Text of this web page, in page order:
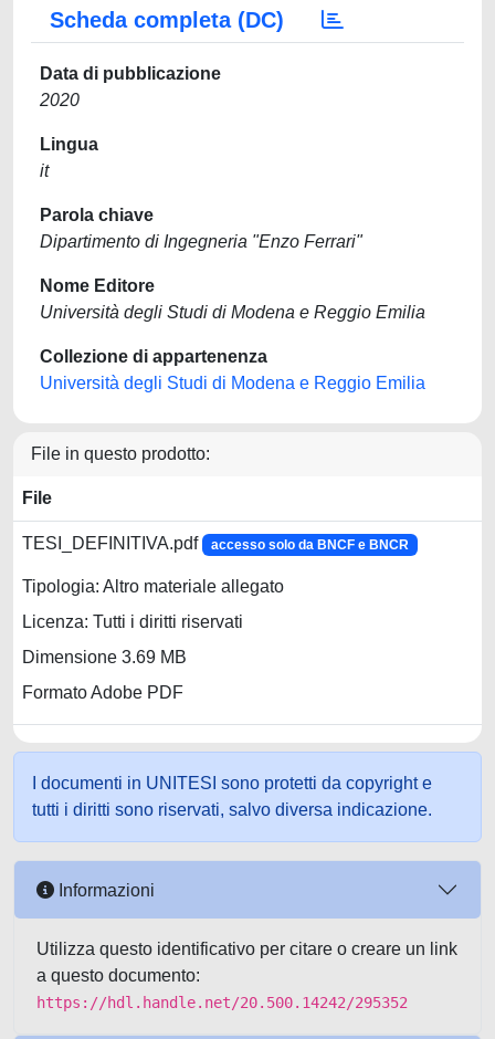
Scheda completa (DC)
Data di pubblicazione
2020
Lingua
it
Parola chiave
Dipartimento di Ingegneria "Enzo Ferrari"
Nome Editore
Università degli Studi di Modena e Reggio Emilia
Collezione di appartenenza
Università degli Studi di Modena e Reggio Emilia
File in questo prodotto:
File
TESI_DEFINITIVA.pdf accesso solo da BNCF e BNCR
Tipologia: Altro materiale allegato
Licenza: Tutti i diritti riservati
Dimensione 3.69 MB
Formato Adobe PDF
I documenti in UNITESI sono protetti da copyright e
tutti i diritti sono riservati, salvo diversa indicazione.
Informazioni
Utilizza questo identificativo per citare o creare un link
a questo documento:
https://hdl.handle.net/20.500.14242/295352